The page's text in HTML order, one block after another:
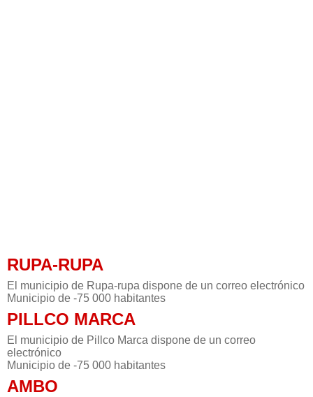
RUPA-RUPA
El municipio de Rupa-rupa dispone de un correo electrónico
Municipio de -75 000 habitantes
PILLCO MARCA
El municipio de Pillco Marca dispone de un correo
electrónico
Municipio de -75 000 habitantes
AMBO